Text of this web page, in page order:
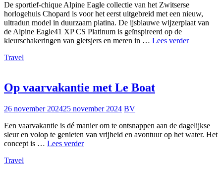
De sportief-chique Alpine Eagle collectie van het Zwitserse
horlogehuis Chopard is voor het eerst uitgebreid met een nieuw,
ultradun model in duurzaam platina. De ijsblauwe wijzerplaat van
de Alpine Eagle41 XP CS Platinum is geïnspireerd op de
kleurschakeringen van gletsjers en meren in … Lees verderChopard
Travel
Op vaarvakantie met Le Boat
26 november 202425 november 2024 BV
Een vaarvakantie is dé manier om te ontsnappen aan de dagelijkse
sleur en volop te genieten van vrijheid en avontuur op het water. Het
concept is … Lees verderOp
Travel